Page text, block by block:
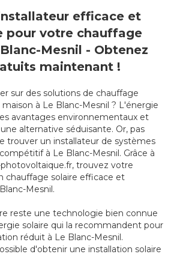
efficace et
pour votre chauffage
Mesnil - Obtenez
maintenant !
sur des solutions de chauffage
à Le Blanc-Mesnil ? L'énergie
avantages environnementaux et
alternative séduisante. Or, pas
trouver un installateur de systèmes
à Le Blanc-Mesnil. Grâce à
trouvez votre
chauffage solaire efficace et
Mesnil.
reste une technologie bien connue
solaire qui la recommandent pour
réduit à Le Blanc-Mesnil.
d'obtenir une installation solaire